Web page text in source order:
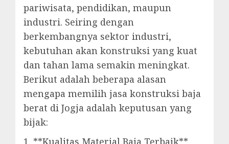
pariwisata, pendidikan, maupun
industri. Seiring dengan
berkembangnya sektor industri,
kebutuhan akan konstruksi yang kuat
dan tahan lama semakin meningkat.
Berikut adalah beberapa alasan
mengapa memilih jasa konstruksi baja
berat di Jogja adalah keputusan yang
bijak:
1. **Kualitas Material Baja Terbaik**